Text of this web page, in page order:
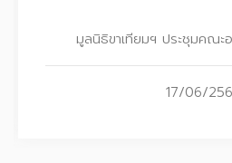
มูลนิธิขาเทียมฯ ประชุมคณะ
17/06/